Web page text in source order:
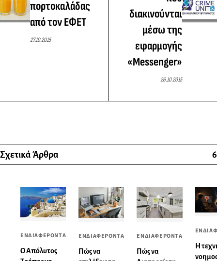
πορτοκαλάδας
από τον ΕΦΕΤ
27.10.2015
διακινούνται
μέσω της
εφαρμογής
«Messenger»
26.10.2015
Σχετικά Άρθρα 6
ΕΝΔΙΑΦΕΡΟΝΤΑ
Ο Απόλυτος
ΕΝΔΙΑΦΕΡΟΝΤΑ
Πώς να
ΕΝΔΙΑΦΕΡΟΝΤΑ
Πώς να
Η